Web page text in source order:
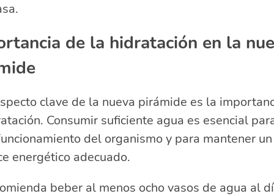
de la hidratación en la
clave de la nueva pirámide es la
Consumir suficiente agua es esencial
del organismo y para mantener un
energético adecuado.
beber al menos ocho vasos de agua al